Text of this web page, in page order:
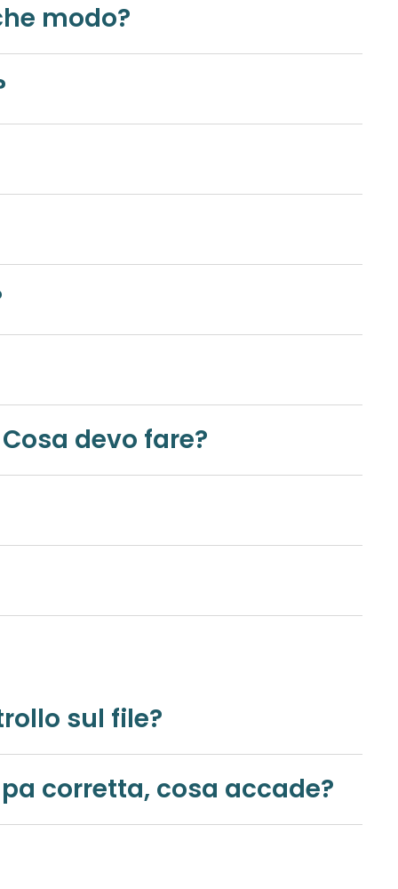
Se sì, in che modo?
devo fare?
un controllo sul file?
imposti per una stampa corretta, cosa accade?